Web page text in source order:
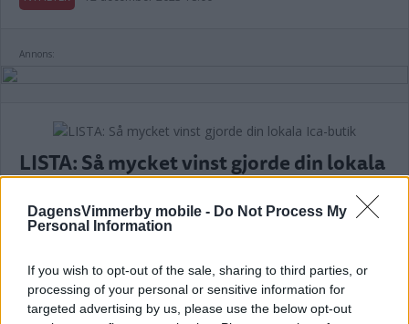
DagensVimmerby mobile - Do Not Process My
Personal Information
If you wish to opt-out of the sale, sharing to third parties, or
processing of your personal or sensitive information for
targeted advertising by us, please use the below opt-out
Annons:
LISTA: Så mycket vinst gjorde din lokala
Ica-butik
NÄRINGSLIV 20 oktober 2022 16.00